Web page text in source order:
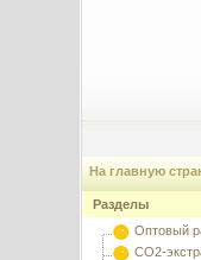
На главную
Разделы
Оптовый
CO2-